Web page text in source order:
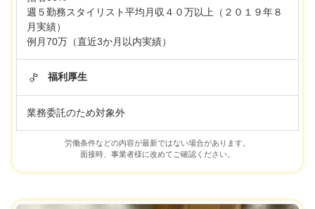
週５勤務スタイリスト平均月収４０万以上（２０１９年８
月実績）
例月70万（直近3か月以内実績）
福利厚生
業務委託のため対象外
労働条件などの内容が最新ではない場合があります。
面接時、事業者様に改めてご確認ください。